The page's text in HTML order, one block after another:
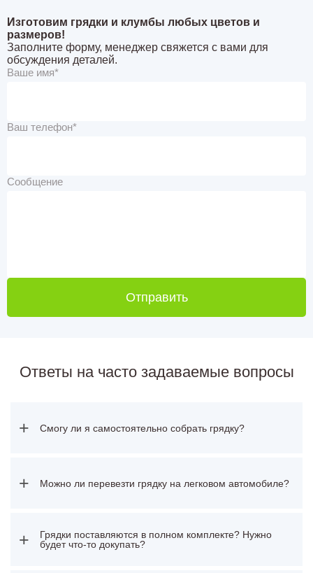
Изготовим грядки и клумбы любых цветов и
размеров!
Заполните форму, менеджер свяжется с вами для
обсуждения деталей.
Ваше имя*
Ваш телефон*
Сообщение
Отправить
Ответы на часто задаваемые вопросы
+ Смогу ли я самостоятельно собрать грядку?
+ Можно ли перевезти грядку на легковом автомобиле?
+
Грядки поставляются в полном комплекте? Нужно
будет что-то докупать?